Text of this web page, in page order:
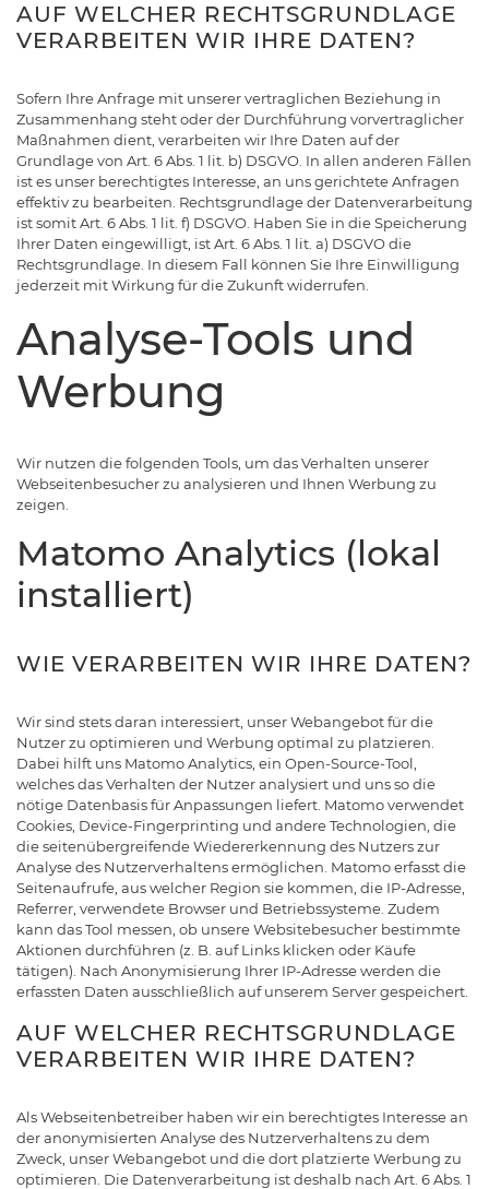
AUF WELCHER RECHTSGRUNDLAGE
VERARBEITEN WIR IHRE DATEN?
Sofern Ihre Anfrage mit unserer vertraglichen Beziehung in
Zusammenhang steht oder der Durchführung vorvertraglicher
Maßnahmen dient, verarbeiten wir Ihre Daten auf der
Grundlage von Art. 6 Abs. 1 lit. b) DSGVO. In allen anderen Fällen
ist es unser berechtigtes Interesse, an uns gerichtete Anfragen
effektiv zu bearbeiten. Rechtsgrundlage der Datenverarbeitung
ist somit Art. 6 Abs. 1 lit. f) DSGVO. Haben Sie in die Speicherung
Ihrer Daten eingewilligt, ist Art. 6 Abs. 1 lit. a) DSGVO die
Rechtsgrundlage. In diesem Fall können Sie Ihre Einwilligung
jederzeit mit Wirkung für die Zukunft widerrufen.
Analyse-Tools und
Werbung
Wir nutzen die folgenden Tools, um das Verhalten unserer
Webseitenbesucher zu analysieren und Ihnen Werbung zu
zeigen.
Matomo Analytics (lokal
installiert)
WIE VERARBEITEN WIR IHRE DATEN?
Wir sind stets daran interessiert, unser Webangebot für die
Nutzer zu optimieren und Werbung optimal zu platzieren.
Dabei hilft uns Matomo Analytics, ein Open-Source-Tool,
welches das Verhalten der Nutzer analysiert und uns so die
nötige Datenbasis für Anpassungen liefert. Matomo verwendet
Cookies, Device-Fingerprinting und andere Technologien, die
die seitenübergreifende Wiedererkennung des Nutzers zur
Analyse des Nutzerverhaltens ermöglichen. Matomo erfasst die
Seitenaufrufe, aus welcher Region sie kommen, die IP-Adresse,
Referrer, verwendete Browser und Betriebssysteme. Zudem
kann das Tool messen, ob unsere Websitebesucher bestimmte
Aktionen durchführen (z. B. auf Links klicken oder Käufe
tätigen). Nach Anonymisierung Ihrer IP-Adresse werden die
erfassten Daten ausschließlich auf unserem Server gespeichert.
AUF WELCHER RECHTSGRUNDLAGE
VERARBEITEN WIR IHRE DATEN?
Als Webseitenbetreiber haben wir ein berechtigtes Interesse an
der anonymisierten Analyse des Nutzerverhaltens zu dem
Zweck, unser Webangebot und die dort platzierte Werbung zu
optimieren. Die Datenverarbeitung ist deshalb nach Art. 6 Abs. 1